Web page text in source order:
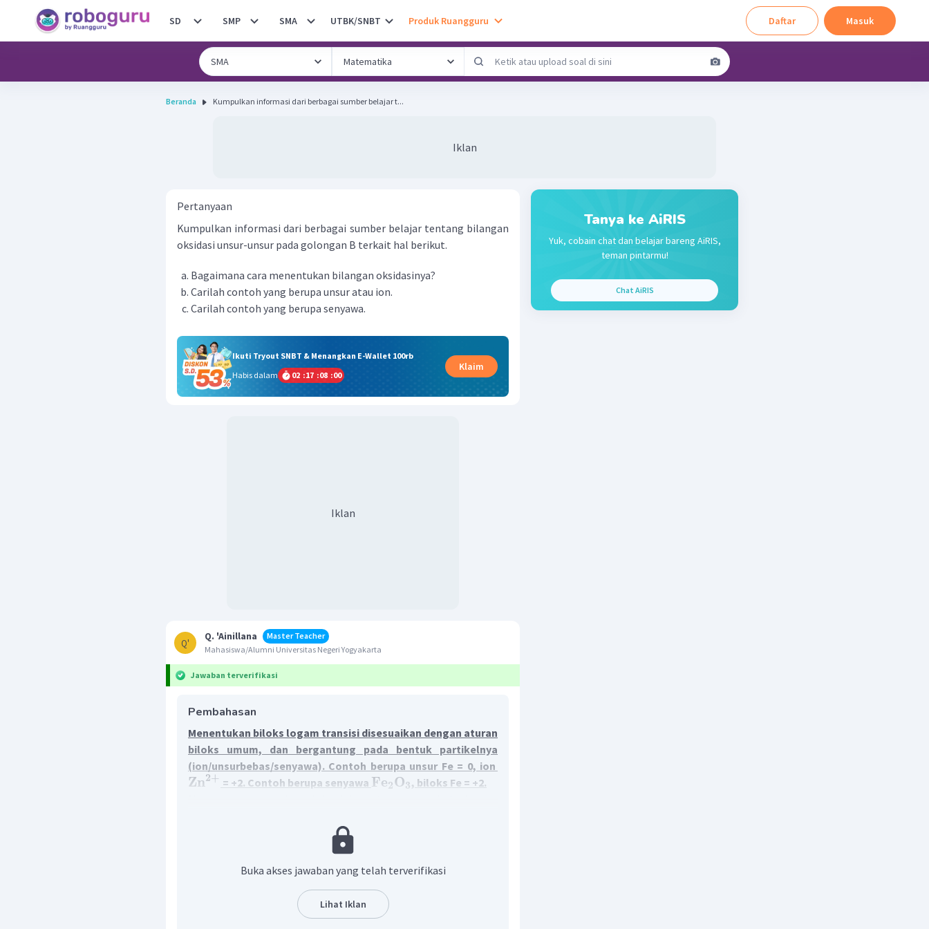
SD SMP SMA UTBK/SNBT Produk Ruangguru Daftar Masuk
Beranda Kumpulkan informasi dari berbagai sumber belajar t...
Iklan
Pertanyaan
Kumpulkan informasi dari berbagai sumber belajar tentang bilangan
oksidasi unsur-unsur pada golongan B terkait hal berikut.
Bagaimana cara menentukan bilangan oksidasinya?
Carilah contoh yang berupa unsur atau ion.
Carilah contoh yang berupa senyawa.
Ikuti Tryout SNBT & Menangkan E-Wallet 100rb
Habis dalam
02 :17 :08 :00
Klaim
Iklan
Q'
Q. 'Ainillana
Master Teacher
Mahasiswa/Alumni Universitas Negeri Yogyakarta
Jawaban terverifikasi
Pembahasan
Menentukan biloks logam transisi disesuaikan dengan aturan
biloks umum, dan bergantung pada bentuk partikelnya
(ion/unsurbebas/senyawa). Contoh berupa unsur Fe = 0, ion
Zn2+ = +2. Contoh berupa senyawa Fe2O3, biloks Fe = +2.
Nah, jumlah muatan positif dan negatif pada suatu unsur bisa
kita sebut dengan bilangan oksidasi (biloks).
a. Cara menentukan bilangan oksidasinya
yang terletak pada subkulit 4s dan 3d sehingga umumnya logam-
logam transisi memiliki bilangan oksidasi lebih dari
Buka akses jawaban yang telah terverifikasi
Lihat Iklan
Tanya ke AiRIS
Yuk, cobain chat dan belajar bareng AiRIS,
teman pintarmu!
Chat AiRIS